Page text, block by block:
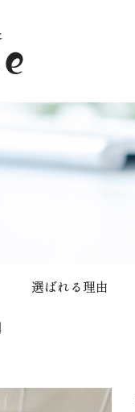
選ばれる理由